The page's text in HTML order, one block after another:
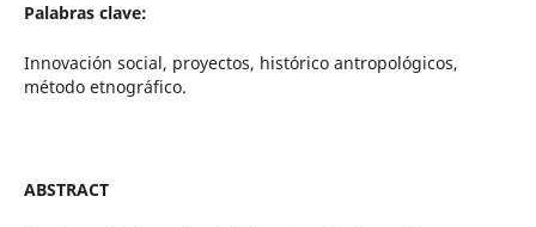
Palabras clave:
Innovación social, proyectos, histórico antropológicos,
método etnográfico.
ABSTRACT